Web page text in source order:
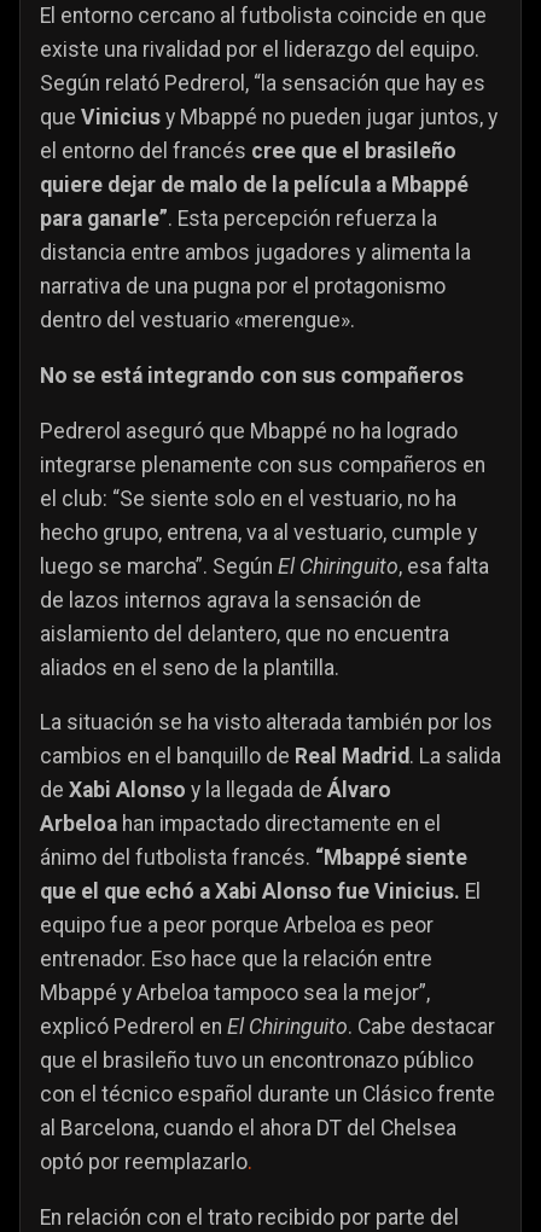
El entorno cercano al futbolista coincide en que
existe una rivalidad por el liderazgo del equipo.
Según relató Pedrerol, “la sensación que hay es
que Vinicius y Mbappé no pueden jugar juntos, y
el entorno del francés cree que el brasileño
quiere dejar de malo de la película a Mbappé
para ganarle”. Esta percepción refuerza la
distancia entre ambos jugadores y alimenta la
narrativa de una pugna por el protagonismo
dentro del vestuario «merengue».
No se está integrando con sus compañeros
Pedrerol aseguró que Mbappé no ha logrado
integrarse plenamente con sus compañeros en
el club: “Se siente solo en el vestuario, no ha
hecho grupo, entrena, va al vestuario, cumple y
luego se marcha”. Según El Chiringuito, esa falta
de lazos internos agrava la sensación de
aislamiento del delantero, que no encuentra
aliados en el seno de la plantilla.
La situación se ha visto alterada también por los
cambios en el banquillo de Real Madrid. La salida
de Xabi Alonso y la llegada de Álvaro
Arbeloa han impactado directamente en el
ánimo del futbolista francés. “Mbappé siente
que el que echó a Xabi Alonso fue Vinicius. El
equipo fue a peor porque Arbeloa es peor
entrenador. Eso hace que la relación entre
Mbappé y Arbeloa tampoco sea la mejor”,
explicó Pedrerol en El Chiringuito. Cabe destacar
que el brasileño tuvo un encontronazo público
con el técnico español durante un Clásico frente
al Barcelona, cuando el ahora DT del Chelsea
optó por reemplazarlo.
En relación con el trato recibido por parte del